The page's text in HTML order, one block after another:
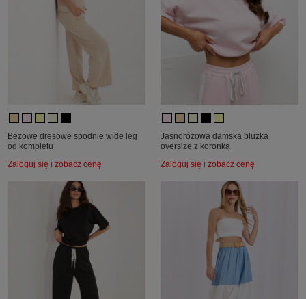
Beżowe dresowe spodnie wide leg
od kompletu
Zaloguj się i zobacz cenę
Jasnoróżowa damska bluzka
oversize z koronką
Zaloguj się i zobacz cenę